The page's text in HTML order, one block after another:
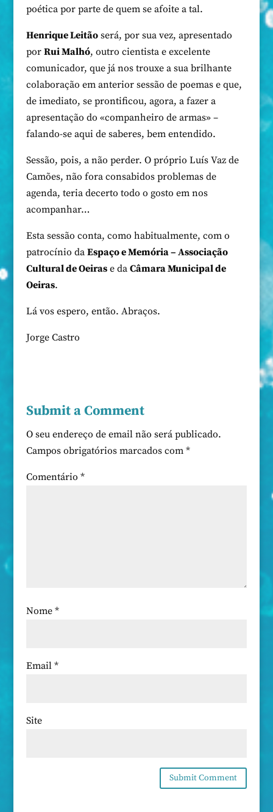
poética por parte de quem se afoite a tal.
Henrique Leitãoserá, por sua vez, apresentado
por Rui Malhó, outro cientista e excelente
comunicador, que já nos trouxe a sua brilhante
colaboração em anterior sessão de poemas e que,
de imediato, se prontificou, agora, a fazer a
apresentação do «companheiro de armas» –
falando-se aqui de saberes, bem entendido.
Sessão, pois, a não perder. O próprio Luís Vaz de
Camões, não fora consabidos problemas de
agenda, teria decerto todo o gosto em nos
acompanhar…
Esta sessão conta, como habitualmente, com o
patrocínio da Espaço e Memória – Associação
Cultural de Oeirase da Câmara Municipal de
Oeiras.
Lá vos espero, então. Abraços.
Jorge Castro
Submit a Comment
O seu endereço de email não será publicado.
Campos obrigatórios marcados com *
Comentário *
Nome *
Email *
Site